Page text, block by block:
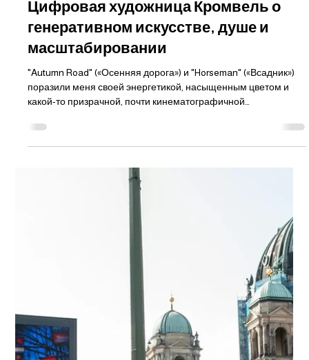
Medina.art
7 окт. 2025 г.
5 мин. чтения
Цифровая художница Кромвель о
генеративном искусстве, душе и
масштабировании
"Autumn Road" («Осенняя дорога») и "Horseman" («Всадник»)
какой-то призрачной, почти кинематографичной
атмосферой. В них реализм смешивается с элементами
абстракции, которые словно приглашают зрителя заглянуть